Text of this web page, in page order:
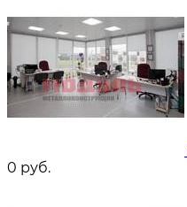
0 руб.